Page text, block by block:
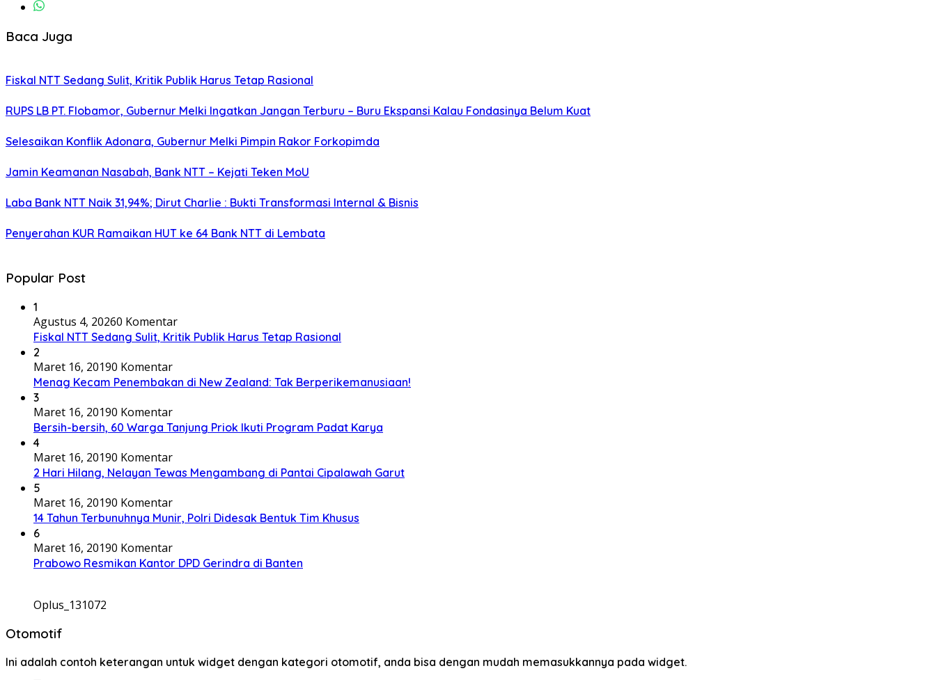
Baca Juga
Fiskal NTT Sedang Sulit, Kritik Publik Harus Tetap Rasional
RUPS LB PT. Flobamor, Gubernur Melki Ingatkan Jangan Terburu – Buru Ekspansi Kalau Fondasinya Belum Kuat
Selesaikan Konflik Adonara, Gubernur Melki Pimpin Rakor Forkopimda
Jamin Keamanan Nasabah, Bank NTT – Kejati Teken MoU
Laba Bank NTT Naik 31,94%; Dirut Charlie : Bukti Transformasi Internal & Bisnis
Penyerahan KUR Ramaikan HUT ke 64 Bank NTT di Lembata
Popular Post
1
Agustus 4, 20260 Komentar
Fiskal NTT Sedang Sulit, Kritik Publik Harus Tetap Rasional
2
Maret 16, 20190 Komentar
Menag Kecam Penembakan di New Zealand: Tak Berperikemanusiaan!
3
Maret 16, 20190 Komentar
Bersih-bersih, 60 Warga Tanjung Priok Ikuti Program Padat Karya
4
Maret 16, 20190 Komentar
2 Hari Hilang, Nelayan Tewas Mengambang di Pantai Cipalawah Garut
5
Maret 16, 20190 Komentar
14 Tahun Terbunuhnya Munir, Polri Didesak Bentuk Tim Khusus
6
Maret 16, 20190 Komentar
Prabowo Resmikan Kantor DPD Gerindra di Banten
Oplus_131072
Otomotif
Ini adalah contoh keterangan untuk widget dengan kategori otomotif, anda bisa dengan mudah memasukkannya pada widget.